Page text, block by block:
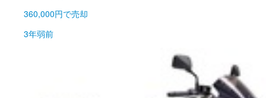
360,000円で売却
3年弱前